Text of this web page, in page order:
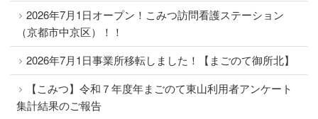
2026年7月1日オープン！こみつ訪問看護ステーション
（京都市中京区）！！
2026年7月1日事業所移転しました！【まごのて御所北】
【こみつ】令和７年度年まごのて東山利用者アンケート
集計結果のご報告